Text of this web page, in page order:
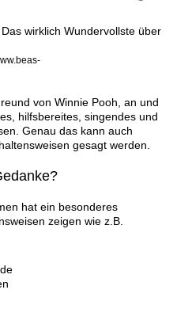
wirklich Wundervollste über
von Winnie Pooh, an und
hilfsbereites, singendes und
Genau das kann auch
gesagt werden.
hat ein besonderes
zeigen wie z.B.